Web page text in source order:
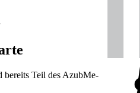
bereits Teil des AzubMe-